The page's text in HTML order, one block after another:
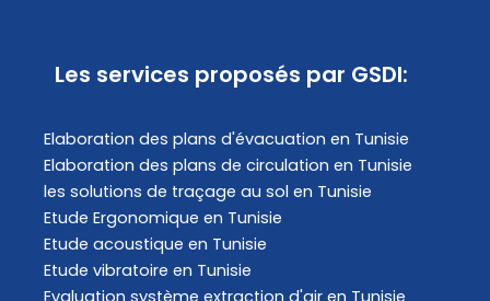
Les services proposés par GSDI:
Elaboration des plans d'évacuation​ en Tunisie
Elaboration des plans de circulation en Tunisie
les solutions de traçage au sol en Tunisie
Etude Ergonomique en Tunisie
Etude acoustique en Tunisie
Etude vibratoire en Tunisie